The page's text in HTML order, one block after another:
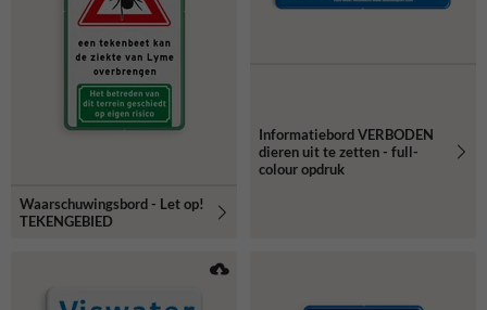
Waarschuwingsbord - Let op!
TEKENGEBIED
Informatiebord VERBODEN
dieren uit te zetten - full-
colour opdruk